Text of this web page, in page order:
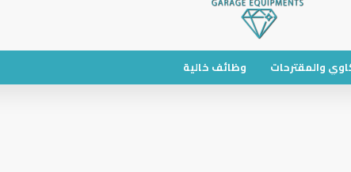
والمقترحات وظائف خالية